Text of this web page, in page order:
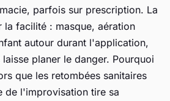
parfois sur prescription. La
la facilité : masque, aération
autour durant l'application,
planer le danger. Pourquoi
que les retombées sanitaires
de l'improvisation tire sa